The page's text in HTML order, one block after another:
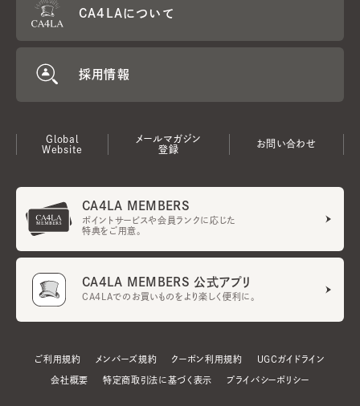
CA4LAについて
採用情報
Global
Website
メールマガジン
登録
お問い合わせ
CA4LA MEMBERS
ポイントサービスや会員ランクに応じた
特典をご用意。
CA4LA MEMBERS 公式アプリ
CA4LAでのお買いものをより楽しく便利に。
ご利用規約 メンバーズ規約 クーポン利用規約 UGCガイドライン
会社概要 特定商取引法に基づく表示 プライバシーポリシー